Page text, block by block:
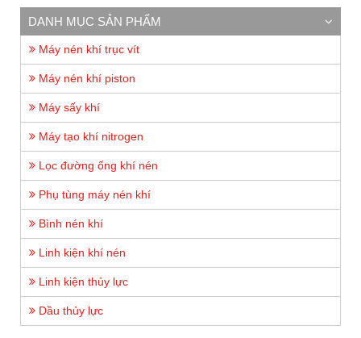
DANH MỤC SẢN PHẨM
Máy nén khí trục vít
Máy nén khí piston
Máy sấy khí
Máy tạo khí nitrogen
Lọc đường ống khí nén
Phụ tùng máy nén khí
Bình nén khí
Linh kiện khí nén
Linh kiện thủy lực
Dầu thủy lực